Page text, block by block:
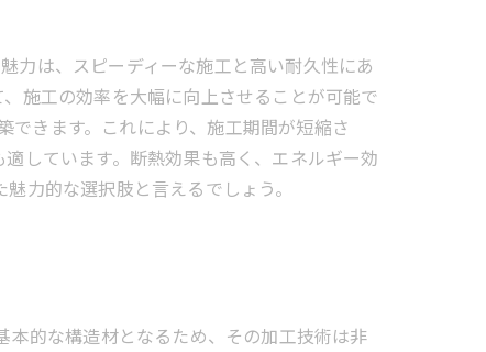
力は、スピーディーな施工と高い耐久性にあ
施工の効率を大幅に向上させることが可能で
きます。これにより、施工期間が短縮さ
しています。断熱効果も高く、エネルギー効
力的な選択肢と言えるでしょう。
本的な構造材となるため、その加工技術は非